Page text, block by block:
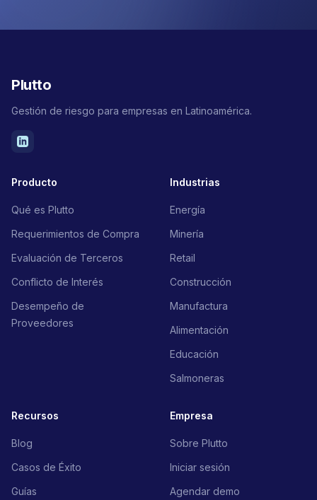
Plutto
Gestión de riesgo para empresas en Latinoamérica.
Producto
Qué es Plutto
Requerimientos de Compra
Evaluación de Terceros
Conflicto de Interés
Desempeño de
Proveedores
Industrias
Energía
Minería
Retail
Construcción
Manufactura
Alimentación
Educación
Salmoneras
Recursos
Blog
Casos de Éxito
Guías
Empresa
Sobre Plutto
Iniciar sesión
Agendar demo